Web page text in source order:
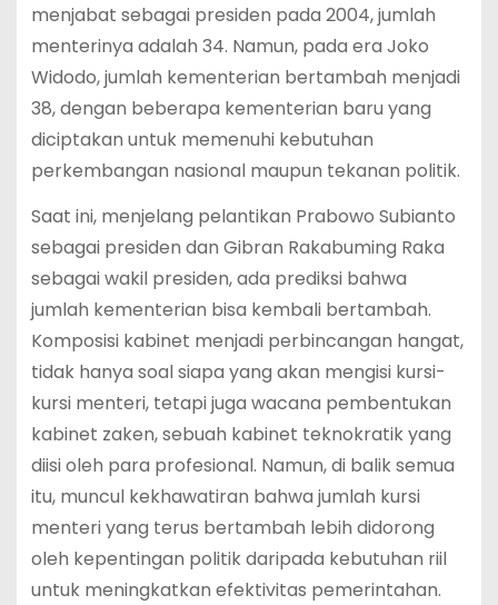
menjabat sebagai presiden pada 2004, jumlah
menterinya adalah 34. Namun, pada era Joko
Widodo, jumlah kementerian bertambah menjadi
38, dengan beberapa kementerian baru yang
diciptakan untuk memenuhi kebutuhan
perkembangan nasional maupun tekanan politik.
Saat ini, menjelang pelantikan Prabowo Subianto
sebagai presiden dan Gibran Rakabuming Raka
sebagai wakil presiden, ada prediksi bahwa
jumlah kementerian bisa kembali bertambah.
Komposisi kabinet menjadi perbincangan hangat,
tidak hanya soal siapa yang akan mengisi kursi-
kursi menteri, tetapi juga wacana pembentukan
kabinet zaken, sebuah kabinet teknokratik yang
diisi oleh para profesional. Namun, di balik semua
itu, muncul kekhawatiran bahwa jumlah kursi
menteri yang terus bertambah lebih didorong
oleh kepentingan politik daripada kebutuhan riil
untuk meningkatkan efektivitas pemerintahan.